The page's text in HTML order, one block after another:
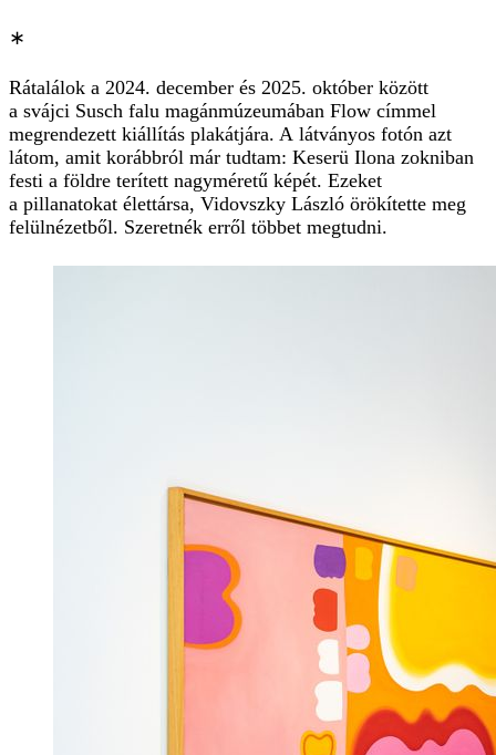
∗
Rátalálok a 2024. december és 2025. október között
a svájci Susch falu magánmúzeumában Flow címmel
megrendezett kiállítás plakátjára. A látványos fotón azt
látom, amit korábbról már tudtam: Keserü Ilona zokniban
festi a földre terített nagyméretű képét. Ezeket
a pillanatokat élettársa, Vidovszky László örökítette meg
felülnézetből. Szeretnék erről többet megtudni.